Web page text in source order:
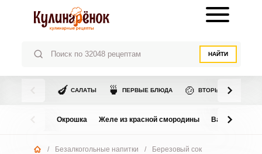
НАЙТИ
🍆 САЛАТЫ 🍵 ПЕРВЫЕ БЛЮДА 🍲 ВТОРЫЕ БЛЮДА
Окрошка Желе из красной смородины Варенье из
/ Безалкогольные напитки /
Березовый сок